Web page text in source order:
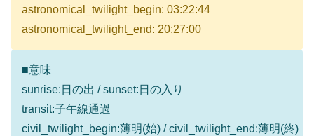
astronomical_twilight_begin: 03:22:44
astronomical_twilight_end: 20:27:00
■意味
sunrise:日の出 / sunset:日の入り
transit:子午線通過
civil_twilight_begin:薄明(始) / civil_twilight_end:薄明(終)